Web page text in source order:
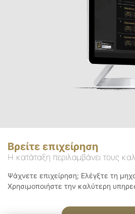
Βρείτε επιχείρηση
Η κατάταξη περιλαμβάνει τους
Ψάχνετε επιχείρηση; Ελέγξτε τη
Χρησιμοποιήστε την καλύτερη